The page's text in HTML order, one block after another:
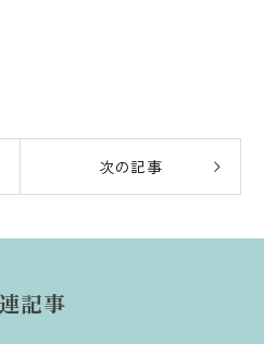
次の記事
記事